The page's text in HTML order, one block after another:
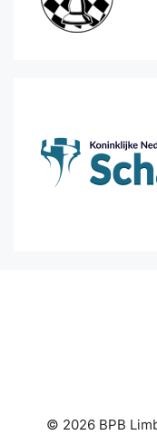
© 2026 BPB